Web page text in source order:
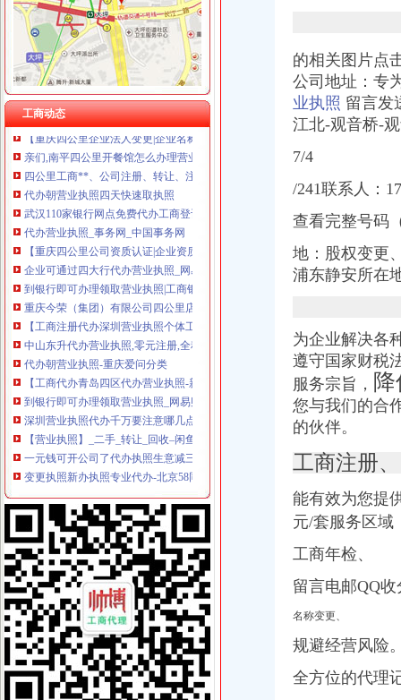
工商动态
江门碧桂园西江府一手楼盘驻场（包住）_广东中原地产代理有限公
上海宝山公司注册-食品流程许可证办理优惠
港联国际供应深圳公司执照转让、变更一站式办理-深圳58同城
【58同城】重庆南岸四公里工商年检_工商营业执照年检
【58同城】重庆南岸四公里工商注册_公司注册代理_代办注册公司价格
【重庆四公里税务登记|税务登记证办理|代理税务登记】-重庆赶集网
【重庆四公里企业法人变更|企业名称变更|企业地址变更】-重庆赶集网
亲们,南平四公里开餐馆怎么办理营业执照,到哪里班啊？_百度知道
四公里工商**、公司注册、转让、注销、异动解除重庆工商年检今题网
代办朝营业执照四天快速取执照
武汉110家银行网点免费代办工商登记4日拿营业执照_大楚网_腾讯网
代办营业执照_事务网_中国事务网
【重庆四公里公司资质认证|企业资质认证|企业认证网】-重庆赶集网
企业可通过四大行代办营业执照_网易新闻
到银行即可办理领取营业执照|工商银行|营业执照|电子化_新浪新闻
重庆今荣（集团）有限公司四公里店_【电话地址_招聘信息_注册信息_
【工商注册代办深圳营业执照个体工商户营业执照代办四证合一】价
中山东升代办营业执照,零元注册,全程代办,仅需四步_志趣网
代办朝营业执照-重庆爱问分类
【工商代办青岛四区代办营业执照-新梦想代理记账有限公司】价
到银行即可办理领取营业执照_网易财经
深圳营业执照代办千万要注意哪几点？
【营业执照】_二手_转让_回收–闲鱼
一元钱可开公司了代办执照生意减三成_四川在线
变更执照新办执照专业代办-北京58同城
佛山代办工商营业执照佛山桂城海四路36号-佛山58同城
【东莞协立代办营业执照酒店】东莞协立代办营业执照酒店预订_东莞
【58同城】重庆南岸四公里商务服务_四公里商务服务频道_四公里商务
代办北京公司执照_bjtannet_新浪博客
工商代办青岛四区代办营业执照-青青岛社区
重庆地区代办营业执照-重庆爱问分类
彭水工商执照代办-重庆爱问分类
【图】广州南沙区南头工商财税代理公司注册营业执照变更年审-广州
江门代办营业执照,江门注册公司,江门代理记账,江门工商代理,
【石家庄工商注册代办营业执照工商营业执照营业执照年检】厂家
南岸区四公里朋源汽车信息咨询服务部
增城市营业执照代办,所需要准备的材料以及费用与流程_邮市四p8_
的相关图片点
公司地址：专
业执照 留言发
江北-观音桥-
7/4
/241联系人：
查看完整号码
地：股权变更
浦东静安所在
为企业解决各
遵守国家财税
服务宗旨，
您与我们的合
的伙伴。
工商注册、
能有效为您提
元/套服务区域
工商年检、
留言电邮QQ
名称变更、
规避经营风险
全方位的代理